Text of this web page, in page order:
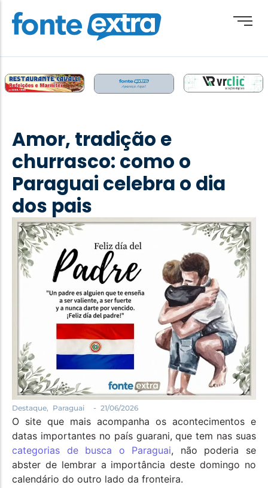
Destaque
Esporte
Geral
Obituário
Paraguai
Paraná
Política
Santa Helena e Região
Saúde e Bem-Estar
Amor, tradição e
churrasco: como o
Paraguai celebra o dia
dos pais
Destaque, Paraguai - 21/06/2026
O site que mais acompanha os acontecimentos e
datas importantes no país guarani, que tem nas suas
categorias de busca o Paraguai, não poderia se
abster de lembrar a importância deste domingo no
calendário do outro lado da fronteira.